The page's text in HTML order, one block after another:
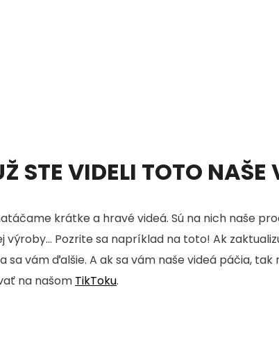
STE VIDELI TOTO NAŠE
krátke a hravé videá. Sú na nich naše
výroby... Pozrite sa napríklad na toto! Ak
sa vám ďalšie. A ak sa vám naše videá páčia, tak
na našom TikToku.